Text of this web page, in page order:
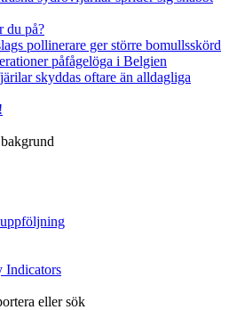
du på?
pollinerare ger större bomullsskörd
påfågelöga i Belgien
skyddas oftare än alldagliga
Indicators
eller sök